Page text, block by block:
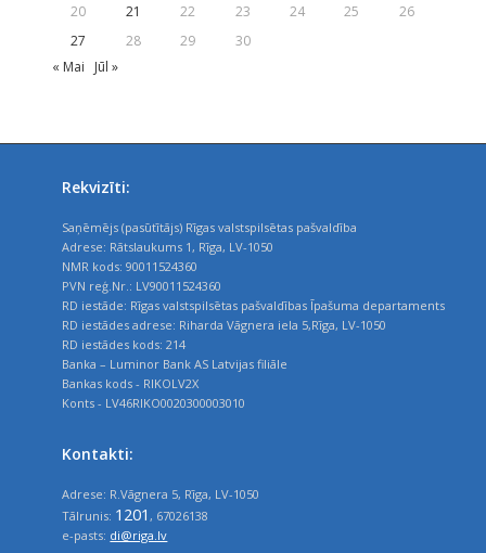
20
21 22 23 24 25
26
27
28 29
30
« Mai
Jūl »
Rekvizīti:
Saņēmējs (pasūtītājs) Rīgas valstspilsētas pašvaldība
Adrese: Rātslaukums 1, Rīga, LV-1050
NMR kods: 90011524360
PVN reģ.Nr.: LV90011524360
RD iestāde: Rīgas valstspilsētas pašvaldības Īpašuma departaments
RD iestādes adrese: Riharda Vāgnera iela 5,Rīga, LV-1050
RD iestādes kods: 214
Banka – Luminor Bank AS Latvijas filiāle
Bankas kods - RIKOLV2X
Konts - LV46RIKO0020300003010
Kontakti:
Adrese: R.Vāgnera 5, Rīga, LV-1050
Tālrunis: 1201 , 67026138
e-pasts: di@riga.lv